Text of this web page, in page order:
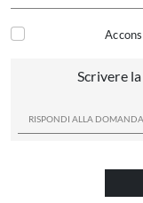
Scrivere